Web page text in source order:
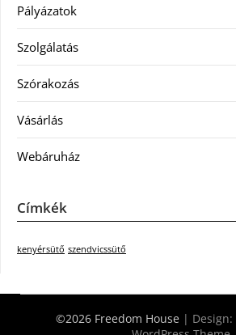
Pályázatok
Szolgálatás
Szórakozás
Vásárlás
Webáruház
Címkék
kenyérsütő szendvicssütő
©2026 Freedom House | Design: